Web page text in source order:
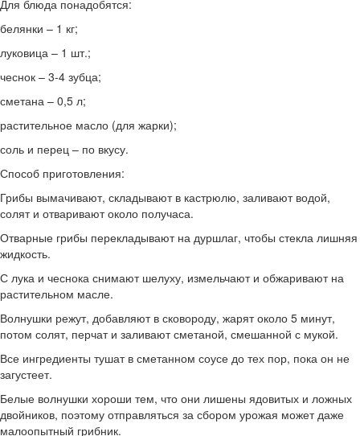
Для блюда понадобятся:
белянки – 1 кг;
луковица – 1 шт.;
чеснок – 3-4 зубца;
сметана – 0,5 л;
растительное масло (для жарки);
соль и перец – по вкусу.
Способ приготовления:
Грибы вымачивают, складывают в кастрюлю, заливают водой,
солят и отваривают около получаса.
Отварные грибы перекладывают на дуршлаг, чтобы стекла лишняя
жидкость.
С лука и чеснока снимают шелуху, измельчают и обжаривают на
растительном масле.
Волнушки режут, добавляют в сковороду, жарят около 5 минут,
потом солят, перчат и заливают сметаной, смешанной с мукой.
Все ингредиенты тушат в сметанном соусе до тех пор, пока он не
загустеет.
Белые волнушки хороши тем, что они лишены ядовитых и ложных
двойников, поэтому отправляться за сбором урожая может даже
малоопытный грибник.